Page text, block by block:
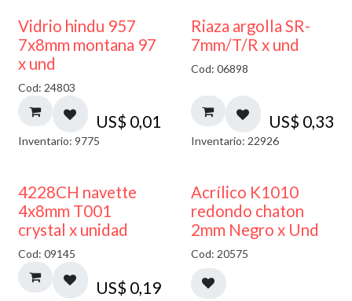
40% DESCUENTO
Vidrio hindu 957
7x8mm montana 97
x und
Cod: 24803
US$ 0,01
Inventario: 9775
Riaza argolla SR-
7mm/T/R x und
Cod: 06898
US$ 0,33
Inventario: 22926
4228CH navette
4x8mm T001
crystal x unidad
Cod: 09145
US$ 0,19
50% DESCUENTO
Acrílico K1010
redondo chaton
2mm Negro x Und
Cod: 20575